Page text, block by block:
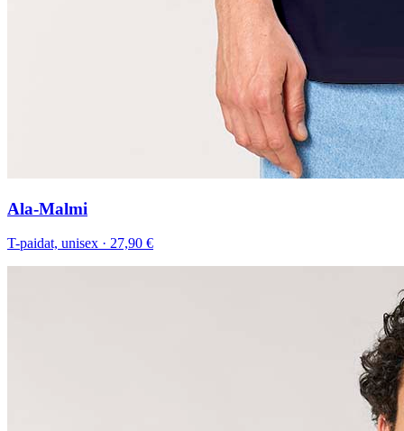
Ala-Malmi
T-paidat, unisex · 27,90 €